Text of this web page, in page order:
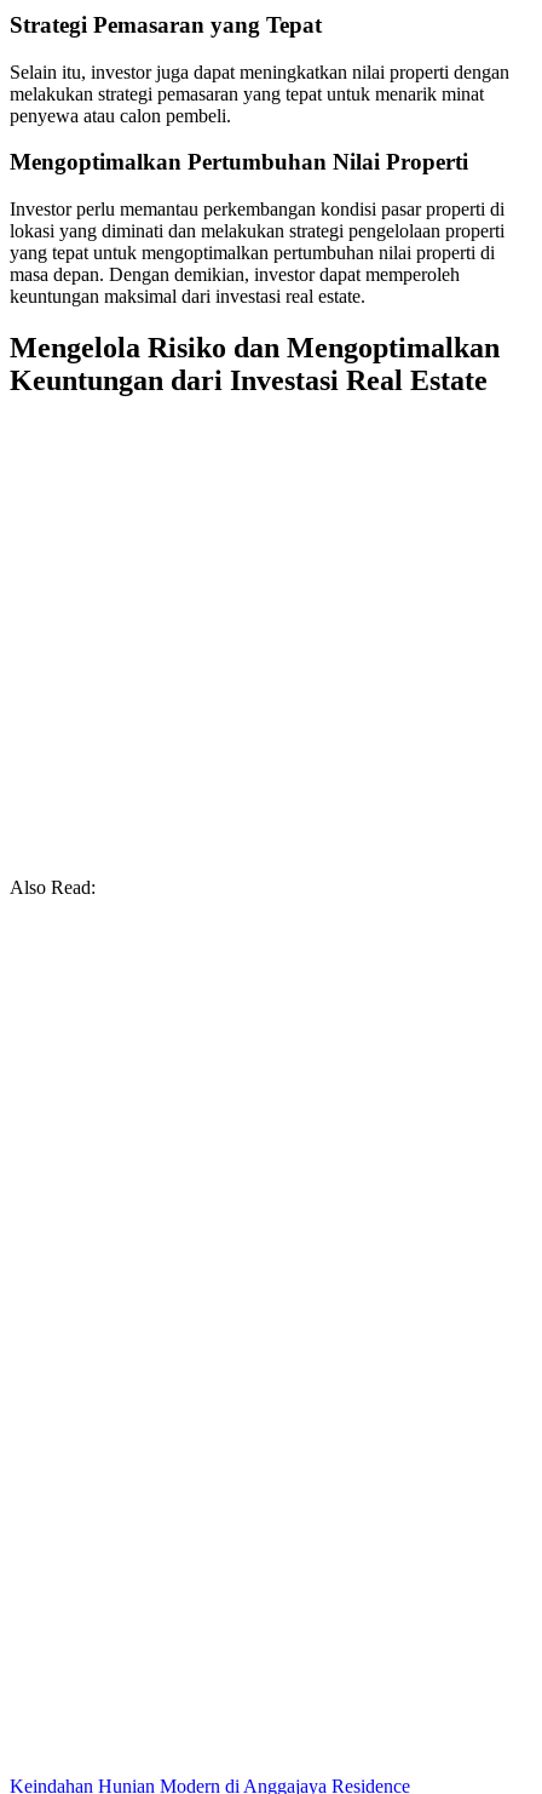
Strategi Pemasaran yang Tepat
Selain itu, investor juga dapat meningkatkan nilai properti dengan
melakukan strategi pemasaran yang tepat untuk menarik minat
penyewa atau calon pembeli.
Mengoptimalkan Pertumbuhan Nilai Properti
Investor perlu memantau perkembangan kondisi pasar properti di
lokasi yang diminati dan melakukan strategi pengelolaan properti
yang tepat untuk mengoptimalkan pertumbuhan nilai properti di
masa depan. Dengan demikian, investor dapat memperoleh
keuntungan maksimal dari investasi real estate.
Mengelola Risiko dan Mengoptimalkan
Keuntungan dari Investasi Real Estate
Also Read:
Keindahan Hunian Modern di Anggajaya Residence